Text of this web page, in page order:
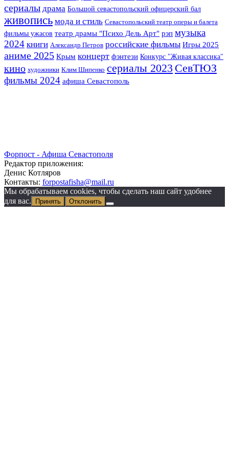
сериалы драма Большой севастопольский офицерский бал
живопись мода и стиль Севастопольский театр оперы и балета
фильмы ужасов театр драмы "Психо Дель Арт" рэп музыка
2024 книги Александр Петров российские фильмы Игры 2025
аниме 2025 Крым концерт фэнтези Конкурс "Живая классика"
кино художники Клим Шипенко сериалы 2023 СевТЮЗ
фильмы 2024 афиша Севастополь
Форпост - Афиша Севастополя
Редактор приложения:
Денис Котляров
Контакты: forpostafisha@mail.ru
Мы обрабатываем cookies, чтобы сделать наш сайт удобнее
для вас.
Принять Отклонить